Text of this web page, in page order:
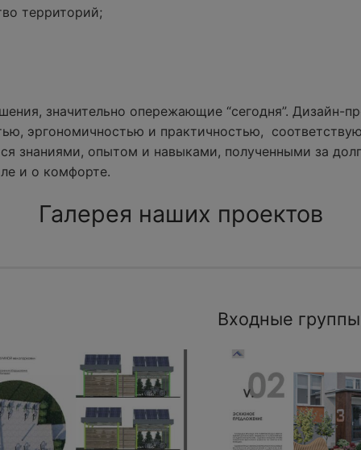
территорий;
значительно опережающие “сегодня”. Дизайн-
эргономичностью и практичностью,
знаниями, опытом и навыками, полученными за
и о комфорте.
Галерея наших проектов
Входные группы